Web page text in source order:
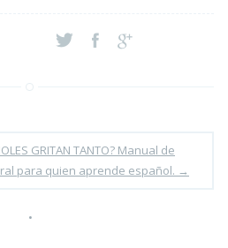
GRITAN TANTO? Manual de
para quien aprende español. →
•